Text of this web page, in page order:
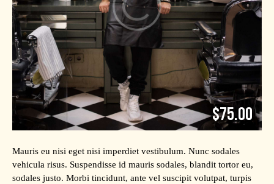
$75.00
Mauris eu nisi eget nisi imperdiet vestibulum. Nunc sodales
vehicula risus. Suspendisse id mauris sodales, blandit tortor eu,
sodales justo. Morbi tincidunt, ante vel suscipit volutpat, turpis